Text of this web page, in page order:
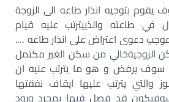
يقوم بتوجيه انذار طاعه الى الزوجة
في طاعته والذييترتب عليه قيام
دعوی اعتراض على انذار طاعه ….
الزوجيةخالي من سكن الغير مكتمل
سوف يرفض و هو ما يترتب عليه ان
والتي يترتب عليها ايقاف نفقتها
سوفيكون قد فصل فيها بمجرد ورود